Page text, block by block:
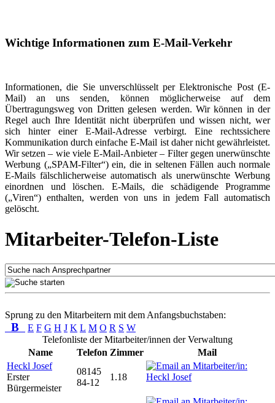
Wichtige Informationen zum E-Mail-Verkehr
Informationen, die Sie unverschlüsselt per Elektronische Post (E-
Mail) an uns senden, können möglicherweise auf dem
Übertragungsweg von Dritten gelesen werden. Wir können in der
Regel auch Ihre Identität nicht überprüfen und wissen nicht, wer
sich hinter einer E-Mail-Adresse verbirgt. Eine rechtssichere
Kommunikation durch einfache E-Mail ist daher nicht gewährleistet.
Wir setzen – wie viele E-Mail-Anbieter – Filter gegen unerwünschte
Werbung („SPAM-Filter“) ein, die in seltenen Fällen auch normale
E-Mails fälschlicherweise automatisch als unerwünschte Werbung
einordnen und löschen. E-Mails, die schädigende Programme
(„Viren“) enthalten, werden von uns in jedem Fall automatisch
gelöscht.
Mitarbeiter-Telefon-Liste
Sprung zu den Mitarbeitern mit dem Anfangsbuchstaben:
B E F G H J K L M O R S W
Telefonliste der Mitarbeiter/innen der Verwaltung
Name
Telefon Zimmer
Mail
Heckl Josef
Erster
Bürgermeister
08145
84-12
1.18